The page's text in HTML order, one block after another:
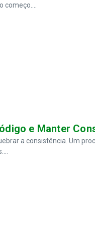
e Manter
a consistência. Um